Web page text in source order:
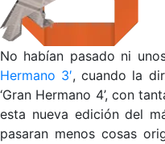
No habían pasado ni
Hermano 3′, cuando la
‘Gran Hermano 4’, con
esta nueva edición del
pasaran menos cosas